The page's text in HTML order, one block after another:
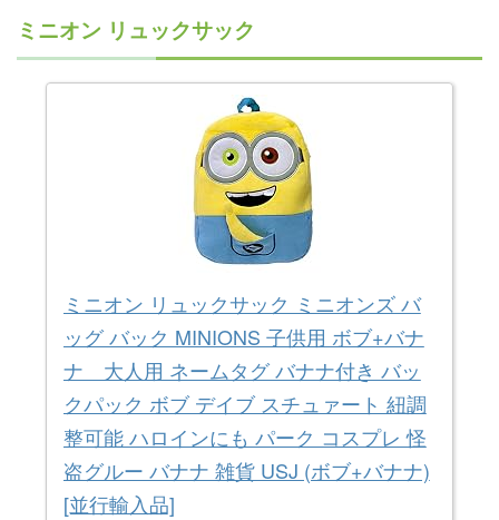
ミニオン リュックサック
ミニオン リュックサック ミニオンズ バ
ッグ バック MINIONS 子供用 ボブ+バナ
ナ 大人用 ネームタグ バナナ付き バッ
クパック ボブ デイブ スチュァート 紐調
整可能 ハロインにも パーク コスプレ 怪
盗グルー バナナ 雑貨 USJ (ボブ+バナナ)
[並行輸入品]